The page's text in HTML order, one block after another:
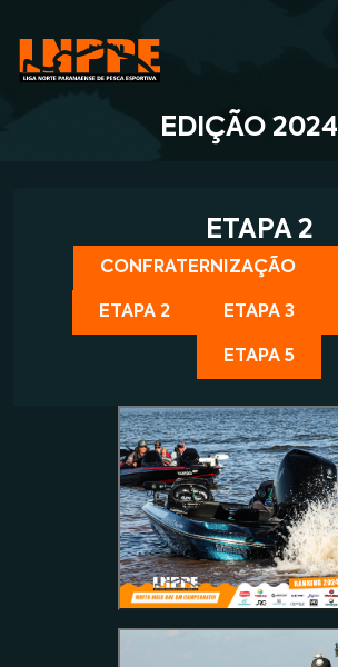
EDIÇÃO 2024
ETAPA 2
CONFRATERNIZAÇÃO
ETAPA 2 ETAPA 3
ETAPA 5